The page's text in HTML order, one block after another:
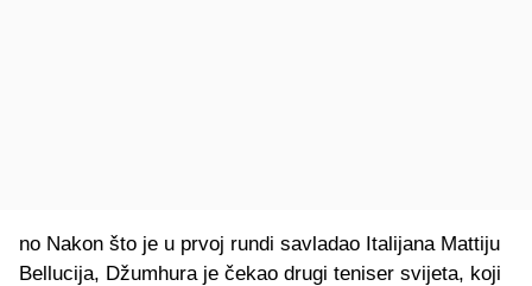
no Nakon što je u prvoj rundi savladao Italijana Mattiju
Bellucija, Džumhura je čekao drugi teniser svijeta, koji